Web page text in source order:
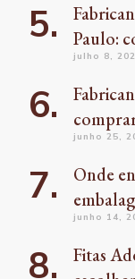
Paulo:
julho 8,
junho 25,
Onde
junho 14,
Fitas